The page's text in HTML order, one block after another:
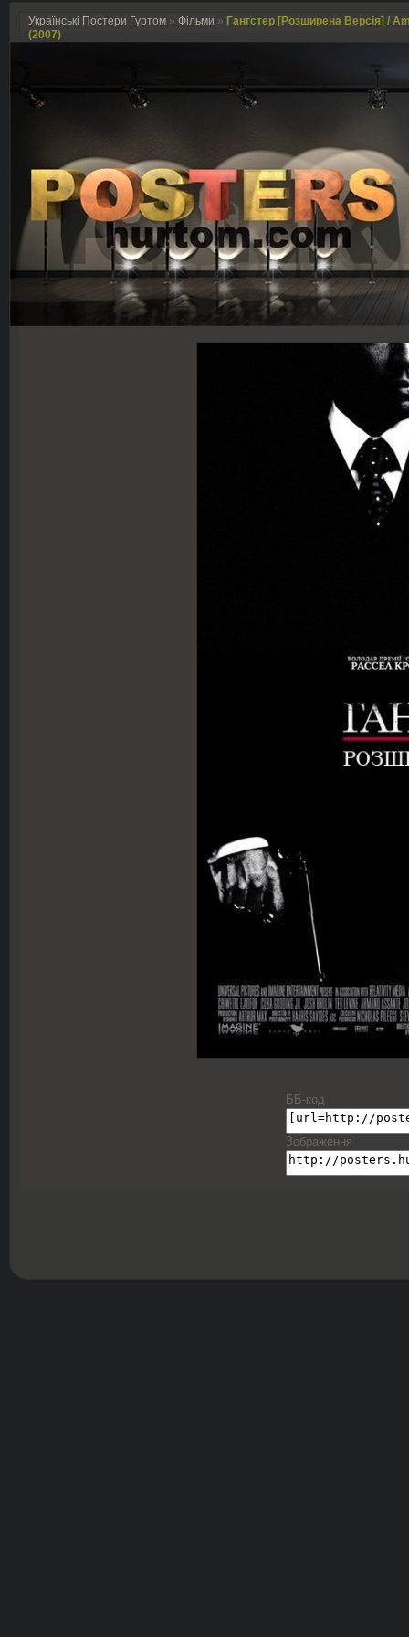
Українські Постери Гуртом » Фільми » Гангстер [Розширена Версія] /
(2007)
ББ-код
Зображення